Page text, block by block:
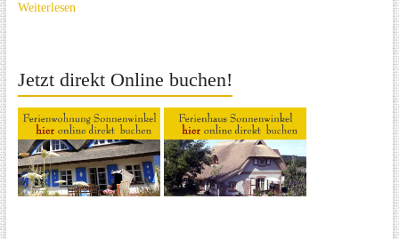
Weiterlesen
Jetzt direkt Online buchen!